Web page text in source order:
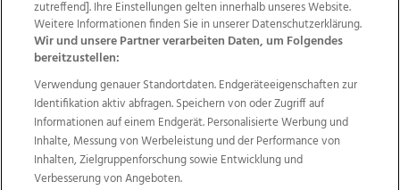
Datenschutz
Impressum
AGB Anzeigekunden
AGB Website
Ehrenkodex Politische Werbung
Weitere Angebote des Medienhauses Wimmer
TV1 di-mog-i.at OÖNow
Ischler Woche
Life Radio
OÖNachrichten
OÖN Immobilien
OÖN Karriere
OÖN Reise
Promenaden Galerien
Regionaljobs
wasistlos.at
zutreffend]. Ihre Einstellungen gelten innerhalb unseres Website.
Weitere Informationen finden Sie in unserer Datenschutzerklärung.
Wir und unsere Partner verarbeiten Daten, um Folgendes
bereitzustellen:
Verwendung genauer Standortdaten. Endgeräteeigenschaften zur
Identifikation aktiv abfragen. Speichern von oder Zugriff auf
Informationen auf einem Endgerät. Personalisierte Werbung und
Inhalte, Messung von Werbeleistung und der Performance von
Inhalten, Zielgruppenforschung sowie Entwicklung und
Verbesserung von Angeboten.